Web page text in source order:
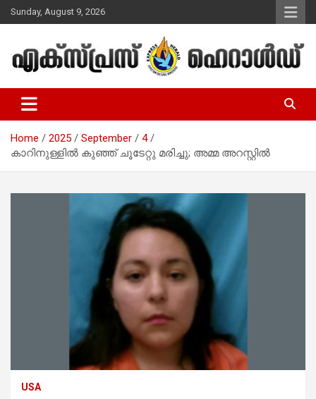
Skip
to
Sunday, August 9, 2026
Express Herald – Malayalam
Christian News
Home 2025 September
4
കാറിനുള്ളിൽ കുഞ്ഞ് ചൂടേറ്റു മരിച്ചു; അമ്മ അറസ്റ്റിൽ
USA